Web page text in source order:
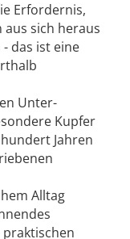
Erfordernis,
sich heraus
das ist eine
Unter­
Kupfer
Jahren
A­lltag